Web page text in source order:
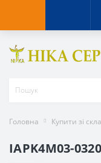
Головна Купити зі
IAPK4M03-